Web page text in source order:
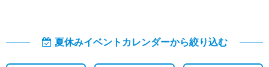
夏休みイベントカレンダーから絞り込む